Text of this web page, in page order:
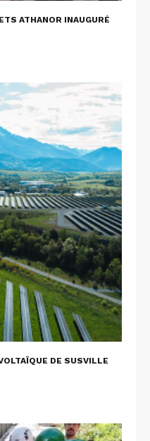
ATHANOR INAUGURÉ
DE SUSVILLE